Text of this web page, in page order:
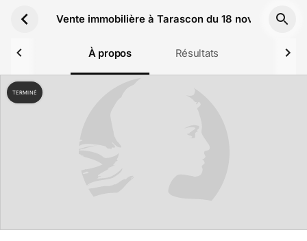
Vente immobilière à Tarascon du 18 novembre
À propos Résultats
TERMINÉ